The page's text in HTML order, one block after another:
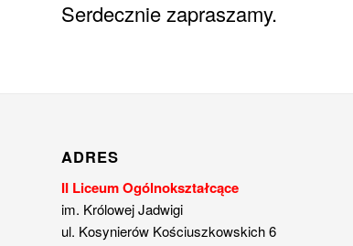
Serdecznie zapraszamy.
ADRES
II Liceum Ogólnokształcące
im. Królowej Jadwigi
ul. Kosynierów Kościuszkowskich 6